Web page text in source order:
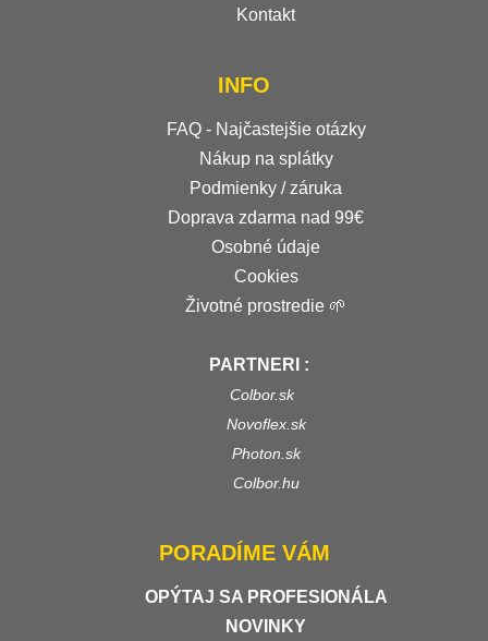
Kontakt
INFO
FAQ - Najčastejšie otázky
Nákup na splátky
Podmienky / záruka
Doprava zdarma nad 99€
Osobné údaje
Cookies
Životné prostredie 🌱
PARTNERI :
Colbor.sk
Novoflex.sk
Photon.sk
Colbor.hu
PORADÍME VÁM
OPÝTAJ SA PROFESIONÁLA
NOVINKY